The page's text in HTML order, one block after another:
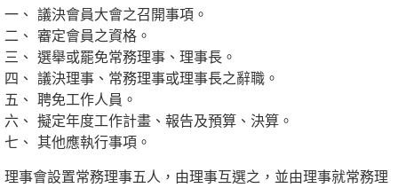
議決會員大會之召開事項。
審定會員之資格。
選舉或罷免常務理事、理事長。
議決理事、常務理事或理事長之辭職。
聘免工作人員。
擬定年度工作計畫、報告及預算、決算。
其他應執行事項。
理事會設置常務理事五人，由理事互選之，並由理事就常務理